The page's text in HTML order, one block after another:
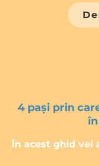
4 pași prin
În acest ghid vei